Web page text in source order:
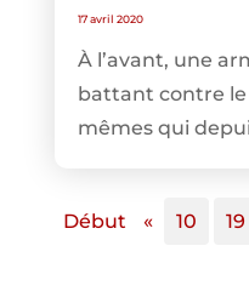
17 avril 2020
À l’avant, une
battant contre le
mêmes qui
Début « 10 19